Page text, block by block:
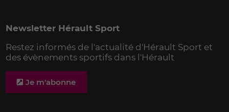
Newsletter Hérault Sport
Restez informés de l'actualité d'Hérault Sport et
des évènements sportifs dans l'Hérault
Je m'abonne